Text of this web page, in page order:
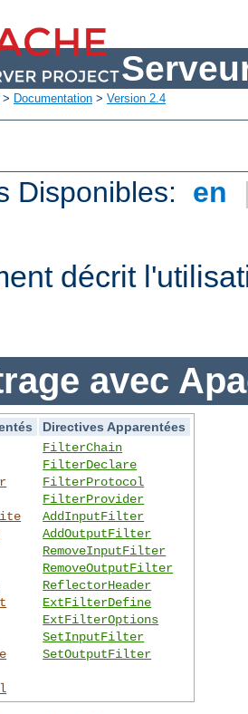
> Documentation > Version 2.4
Disponibles: en
décrit
avec
Directives Apparentées
FilterChain
FilterDeclare
FilterProtocol
FilterProvider
AddInputFilter
AddOutputFilter
RemoveInputFilter
RemoveOutputFilter
ReflectorHeader
ExtFilterDefine
ExtFilterOptions
SetInputFilter
SetOutputFilter